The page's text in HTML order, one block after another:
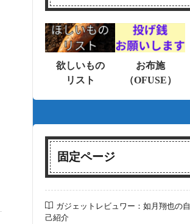
欲しいもの
リスト
お布施
（OFUSE）
固定ページ
ガジェットレビュワー：如月翔也の自
己紹介